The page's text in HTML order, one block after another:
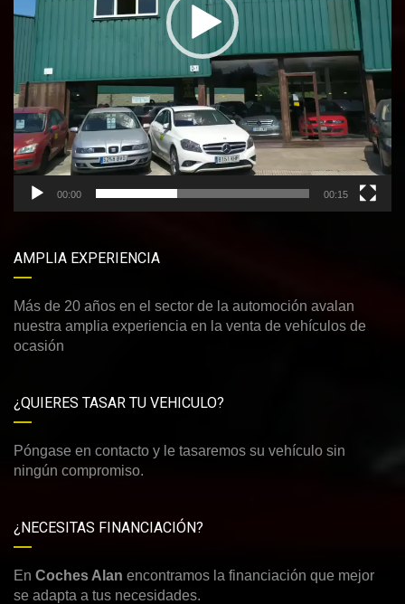
00:00 00:15
AMPLIA EXPERIENCIA
Más de 20 años en el sector de la automoción avalan
nuestra amplia experiencia en la venta de vehículos de
ocasión
¿QUIERES TASAR TU VEHICULO?
Póngase en contacto y le tasaremos su vehículo sin
ningún compromiso.
¿NECESITAS FINANCIACIÓN?
En Coches Alan encontramos la financiación que mejor
se adapta a tus necesidades.